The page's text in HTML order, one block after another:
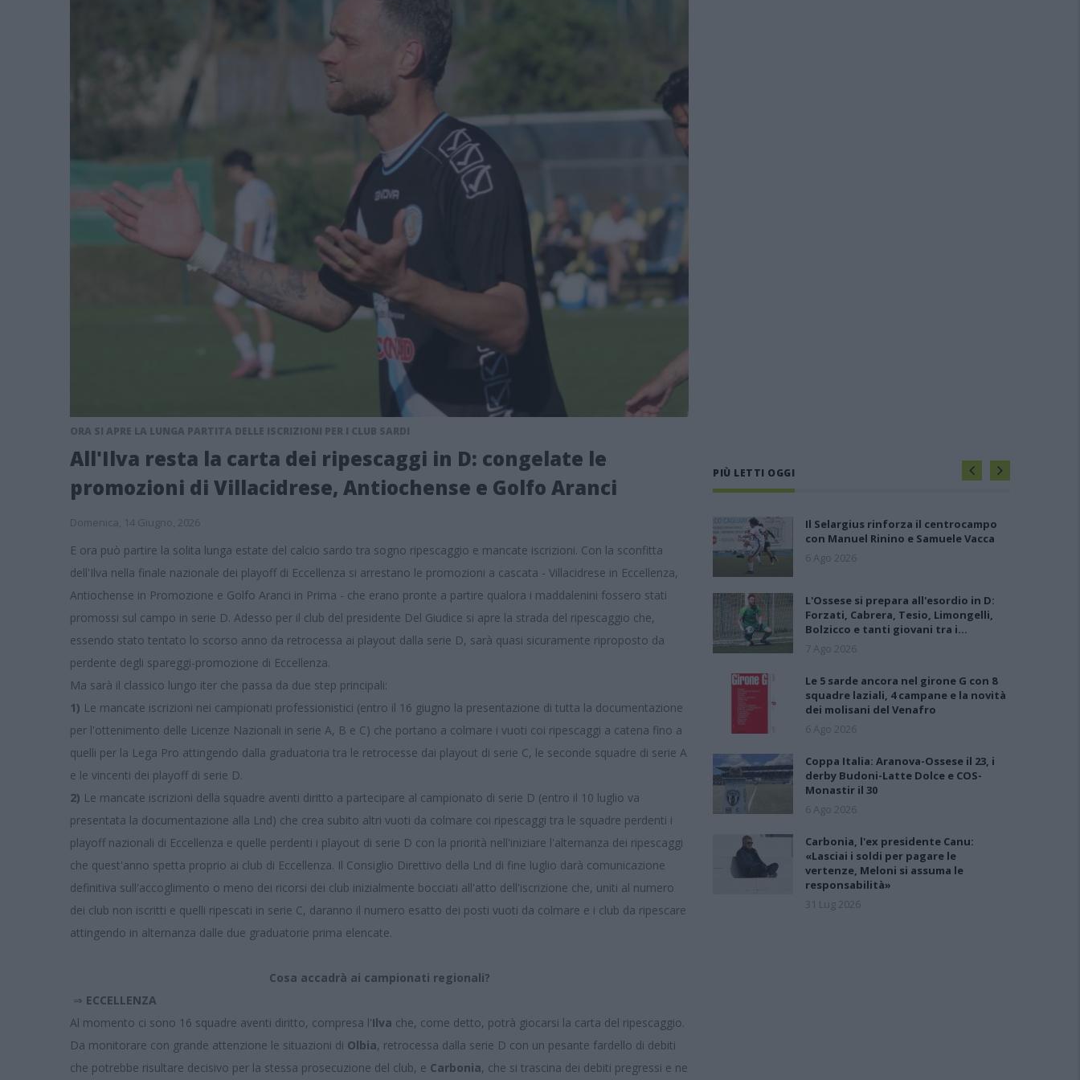
ORA SI APRE LA LUNGA PARTITA DELLE ISCRIZIONI PER I CLUB SARDI
All'Ilva resta la carta dei ripescaggi in D: congelate le
promozioni di Villacidrese, Antiochense e Golfo Aranci
Domenica, 14 Giugno, 2026
E ora può partire la solita lunga estate del calcio sardo tra sogno ripescaggio e mancate iscrizioni. Con la sconfitta
dell'Ilva nella finale nazionale dei playoff di Eccellenza si arrestano le promozioni a cascata - Villacidrese in Eccellenza,
Antiochense in Promozione e Golfo Aranci in Prima - che erano pronte a partire qualora i maddalenini fossero stati
promossi sul campo in serie D. Adesso per il club del presidente Del Giudice si apre la strada del ripescaggio che,
essendo stato tentato lo scorso anno da retrocessa ai playout dalla serie D, sarà quasi sicuramente riproposto da
perdente degli spareggi-promozione di Eccellenza.
Ma sarà il classico lungo iter che passa da due step principali:
1) Le mancate iscrizioni nei campionati professionistici (entro il 16 giugno la presentazione di tutta la documentazione
per l'ottenimento delle Licenze Nazionali in serie A, B e C) che portano a colmare i vuoti coi ripescaggi a catena fino a
quelli per la Lega Pro attingendo dalla graduatoria tra le retrocesse dai playout di serie C, le seconde squadre di serie A
e le vincenti dei playoff di serie D.
2) Le mancate iscrizioni della squadre aventi diritto a partecipare al campionato di serie D (entro il 10 luglio va
presentata la documentazione alla Lnd) che crea subito altri vuoti da colmare coi ripescaggi tra le squadre perdenti i
playoff nazionali di Eccellenza e quelle perdenti i playout di serie D con la priorità nell'iniziare l'alternanza dei ripescaggi
che quest'anno spetta proprio ai club di Eccellenza. Il Consiglio Direttivo della Lnd di fine luglio darà comunicazione
definitiva sull'accoglimento o meno dei ricorsi dei club inizialmente bocciati all'atto dell'iscrizione che, uniti al numero
dei club non iscritti e quelli ripescati in serie C, daranno il numero esatto dei posti vuoti da colmare e i club da ripescare
attingendo in alternanza dalle due graduatorie prima elencate.
Cosa accadrà ai campionati regionali?
⇒ ECCELLENZA
Al momento ci sono 16 squadre aventi diritto, compresa l'Ilva che, come detto, potrà giocarsi la carta del ripescaggio.
Da monitorare con grande attenzione le situazioni di Olbia, retrocessa dalla serie D con un pesante fardello di debiti
che potrebbe risultare decisivo per la stessa prosecuzione del club, e Carbonia, che si trascina dei debiti pregressi e ne
PIÙ LETTI OGGI
Il Selargius rinforza il centrocampo
con Manuel Rinino e Samuele Vacca
6 Ago 2026
L'Ossese si prepara all'esordio in D:
Forzati, Cabrera, Tesio, Limongelli,
Bolzicco e tanti giovani tra i…
7 Ago 2026
Le 5 sarde ancora nel girone G con 8
squadre laziali, 4 campane e la novità
dei molisani del Venafro
6 Ago 2026
Coppa Italia: Aranova-Ossese il 23, i
derby Budoni-Latte Dolce e COS-
Monastir il 30
6 Ago 2026
Carbonia, l'ex presidente Canu:
«Lasciai i soldi per pagare le
vertenze, Meloni si assuma le
responsabilità»
31 Lug 2026